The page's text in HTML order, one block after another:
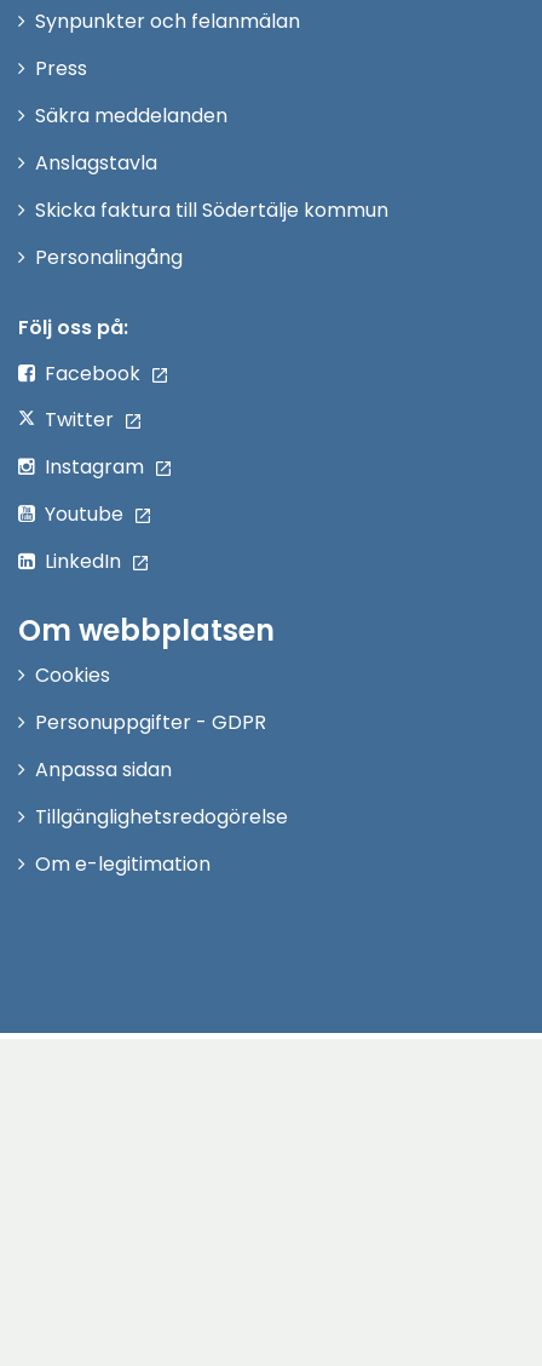
Synpunkter och felanmälan
Press
fönster
Säkra meddelanden
Anslagstavla
Skicka faktura till Södertälje kommun
PersonalingångÖppna
Följ oss på:
Facebook
Twitter
Instagram
Youtube
LinkedIn
Om webbplatsen
Cookies
Personuppgifter - GDPR
Anpassa sidan
Tillgänglighetsredogörelse
Om e-legitimation